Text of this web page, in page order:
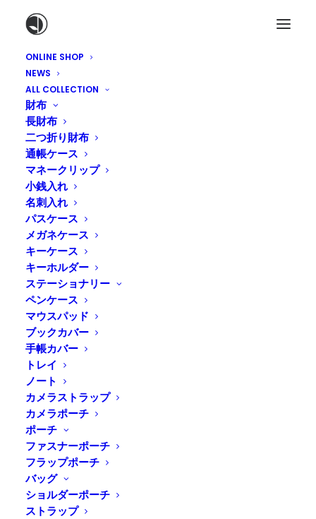
ONLINE SHOP
NEWS
ALL COLLECTION
財布
長財布
二つ折り財布
通帳ケース
マネークリップ
小銭入れ
名刺入れ
パスケース
メガネケース
キーケース
キーホルダー
ステーショナリー
ペンケース
マウスパッド
ブックカバー
手帳カバー
トレイ
ノート
カメラストラップ
カメラポーチ
ポーチ
ファスナーポーチ
フラップポーチ
バッグ
ショルダーポーチ
ストラップ
ドゥラムについて